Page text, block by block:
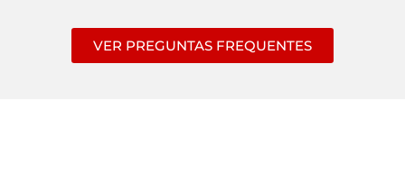
VER PREGUNTAS FREQUENTES